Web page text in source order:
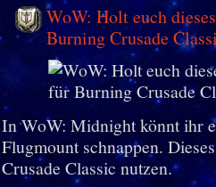
WoW: Holt euch
Burning Crusade
In WoW: Midnight könnt ihr
Flugmount schnappen.
Crusade Classic nutzen.